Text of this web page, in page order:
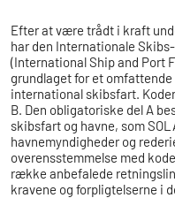
Efter at være trådt i kraft
har den Internationale
(International Ship and Port
grundlaget for et
international skibsfart.
B. Den obligatoriske del A
skibsfart og havne, som
havnemyndigheder og
overensstemmelse med
række anbefalede
kravene og forpligtelserne i